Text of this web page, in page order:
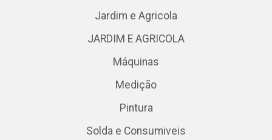
Jardim e Agricola
JARDIM E AGRICOLA
Máquinas
Medição
Pintura
Solda e Consumiveis